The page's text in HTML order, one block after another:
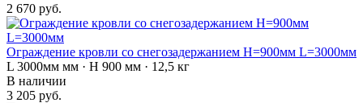
2 670 руб.
Ограждение кровли со снегозадержанием H=900мм L=3000мм
L 3000мм мм · H 900 мм · 12,5 кг
В наличии
3 205 руб.